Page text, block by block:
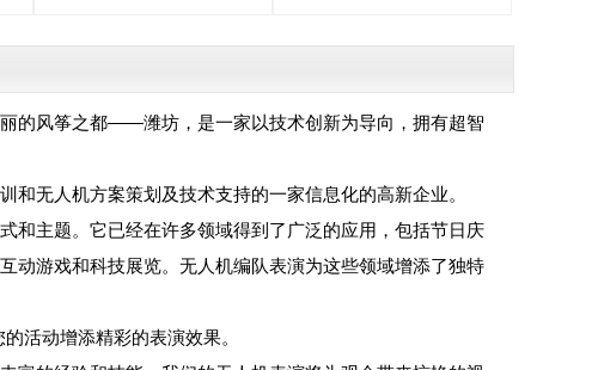
的风筝之都——潍坊，是一家以技术创新为导向，拥有超智
无人机方案策划及技术支持的一家信息化的高新企业。
和主题。它已经在许多领域得到了广泛的应用，包括节日庆
动游戏和科技展览。无人机编队表演为这些领域增添了独特
活动增添精彩的表演效果。